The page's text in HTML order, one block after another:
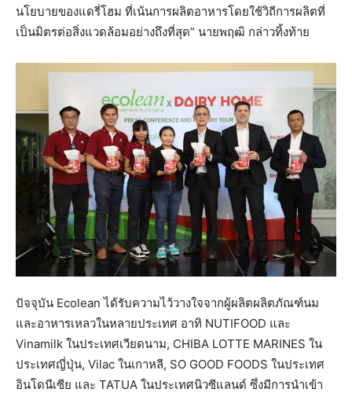
นโยบายของแดรี่โฮม ที่เน้นการผลิตอาหารโดยใช้วิถีการผลิตที่
เป็นมิตรต่อสิ่งแวดล้อมอย่างถึงที่สุด” นายพฤฒิ กล่าวทิ้งท้าย
ปัจจุบัน Ecolean ได้รับความไว้วางใจจากผู้ผลิตผลิตภัณฑ์นม
และอาหารเหลวในหลายประเทศ อาทิ NUTIFOOD และ
Vinamilk ในประเทศเวียดนาม, CHIBA LOTTE MARINES ใน
ประเทศญี่ปุ่น, Vilac ในเกาหลี, SO GOOD FOODS ในประเทศ
อินโดนีเซีย และ TATUA ในประเทศนิวซีแลนด์ ซึ่งมีการนำเข้า